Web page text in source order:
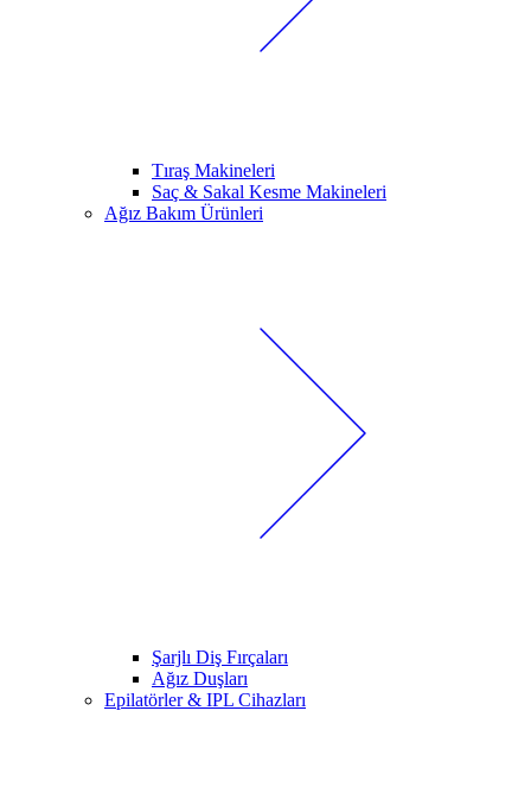
Tıraş Makineleri
Saç & Sakal Kesme Makineleri
Ağız Bakım Ürünleri
Şarjlı Diş Fırçaları
Ağız Duşları
Epilatörler & IPL Cihazları